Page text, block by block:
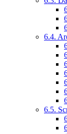
6.4.
6.5.